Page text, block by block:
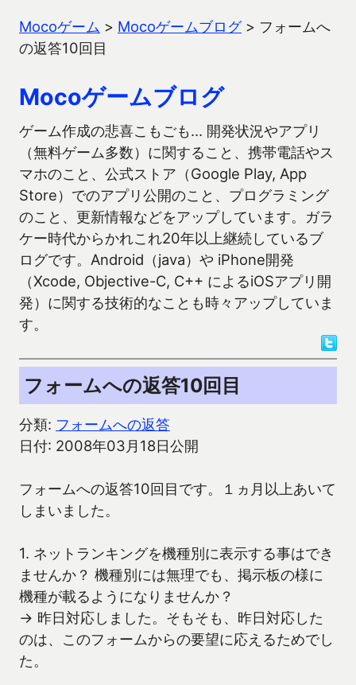
Mocoゲーム > Mocoゲームブログ> フォームへ
の返答10回目
Mocoゲームブログ
ゲーム作成の悲喜こもごも… 開発状況やアプリ
（無料ゲーム多数）に関すること、携帯電話やス
マホのこと、公式ストア（Google Play, App
Store）でのアプリ公開のこと、プログラミング
のこと、更新情報などをアップしています。ガラ
ケー時代からかれこれ20年以上継続しているブ
ログです。Android（java）や iPhone開発
（Xcode, Objective-C, C++ によるiOSアプリ開
発）に関する技術的なことも時々アップしていま
す。
フォームへの返答10回目
分類: フォームへの返答
日付: 2008年03月18日公開
フォームへの返答10回目です。１ヵ月以上あいて
しまいました。
1. ネットランキングを機種別に表示する事はでき
ませんか？ 機種別には無理でも、掲示板の様に
機種が載るようになりませんか？
→ 昨日対応しました。そもそも、昨日対応した
のは、このフォームからの要望に応えるためでし
た。